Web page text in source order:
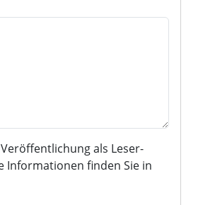
als Leser-
Informationen finden Sie in